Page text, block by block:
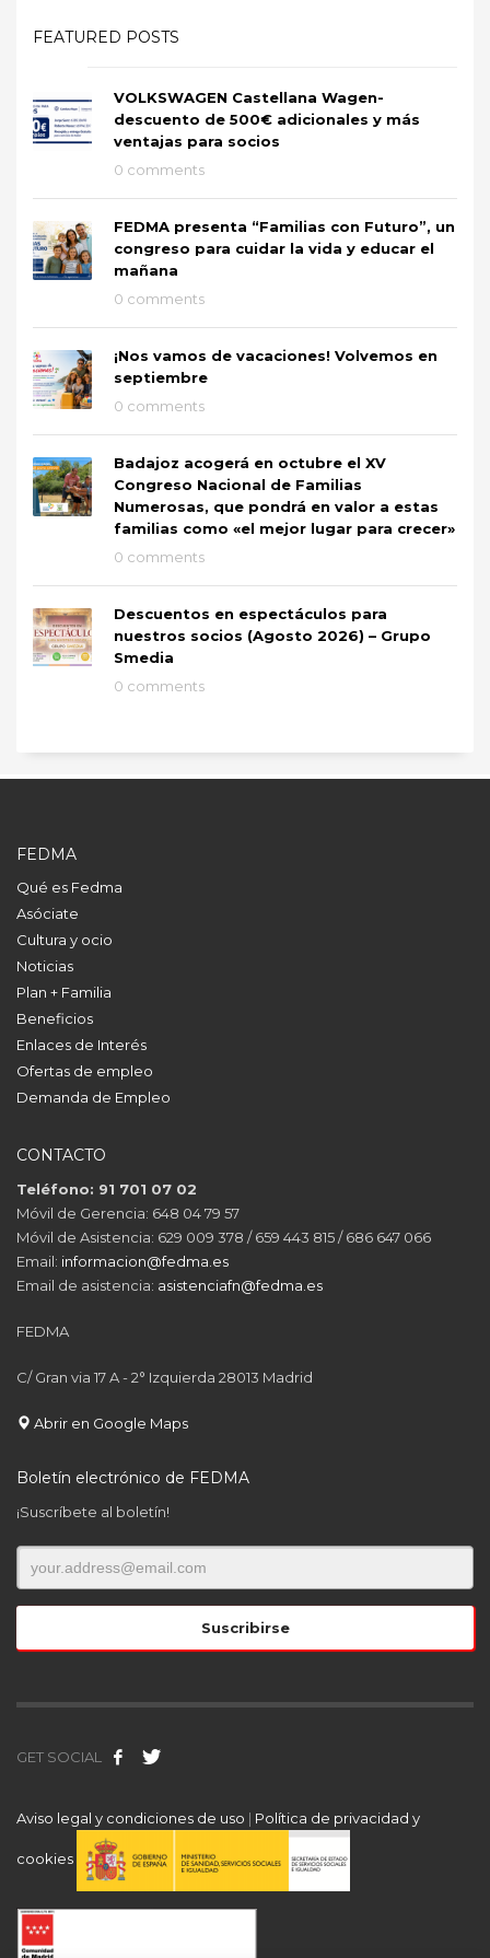
FEATURED POSTS
VOLKSWAGEN Castellana Wagen-
descuento de 500€ adicionales y más
ventajas para socios
0 comments
FEDMA presenta “Familias con Futuro”, un
congreso para cuidar la vida y educar el
mañana
0 comments
¡Nos vamos de vacaciones! Volvemos en
septiembre
0 comments
Badajoz acogerá en octubre el XV
Congreso Nacional de Familias
Numerosas, que pondrá en valor a estas
familias como «el mejor lugar para crecer»
0 comments
Descuentos en espectáculos para
nuestros socios (Agosto 2026) – Grupo
Smedia
0 comments
FEDMA
Qué es Fedma
Asóciate
Cultura y ocio
Noticias
Plan + Familia
Beneficios
Enlaces de Interés
Ofertas de empleo
Demanda de Empleo
CONTACTO
Teléfono: 91 701 07 02
Móvil de Gerencia: 648 04 79 57
Móvil de Asistencia: 629 009 378 / 659 443 815 / 686 647 066
Email: informacion@fedma.es
Email de asistencia: asistenciafn@fedma.es
FEDMA
C/ Gran via 17 A - 2° Izquierda 28013 Madrid
Abrir en Google Maps
Boletín electrónico de FEDMA
¡Suscríbete al boletín!
GET SOCIAL
Aviso legal y condiciones de uso | Política de privacidad y
cookies